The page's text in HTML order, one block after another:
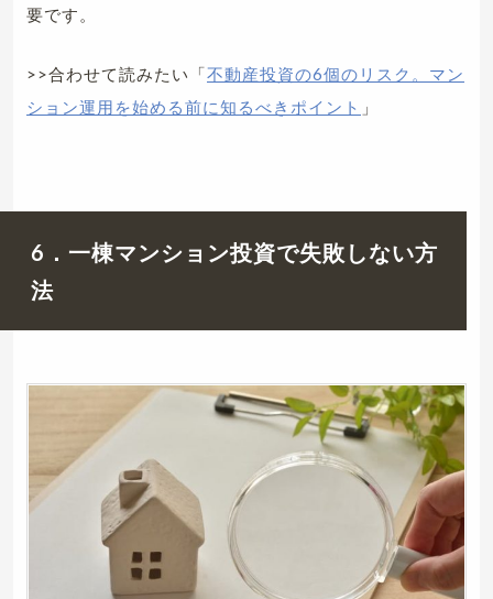
要です。
>>合わせて読みたい「不動産投資の6個のリスク。マン
ション運用を始める前に知るべきポイント 」
6．一棟マンション投資で失敗しない方
法